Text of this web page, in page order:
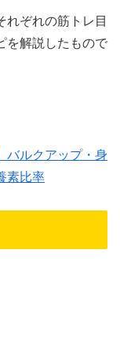
れぞれの筋トレ目
を解説したもので
バルクアップ・身
素比率